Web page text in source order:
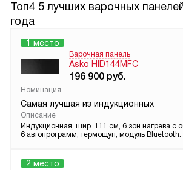
Топ4 5 лучших варочных
года
1 место
Варочная панель
Asko HID144MFC
196 900 руб.
Номинация
Самая лучшая из индукционных
Описание
Индукционная, шир. 111 см, 6 зон нагрева с
6 автопрограмм, термощуп, модуль Bluetooth.
2 место